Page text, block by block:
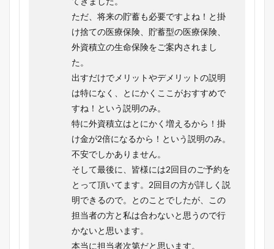
ただ、将来の貯蓄も必要ですよね！と掛
け捨ての医療保険、貯蓄型の医療保険、
外資積立の生命保険をご案内されまし
た。
出すだけでメリットやデメリットの説明
は特になく、とにかくここがおすすめで
すね！という説明のみ。
特に外資積立はとにかく増えるから！掛
け金が2倍になるから！という説明のみ。
不安でしかありません。
そして最後に、皆様には2回目のご予約を
とって頂いてます。2回目の方が詳しく説
明できるので。とのことでしたが、この
担当者の方と私は合わないと思うので行
かないと思います。
本当に担当者次第だと思います。